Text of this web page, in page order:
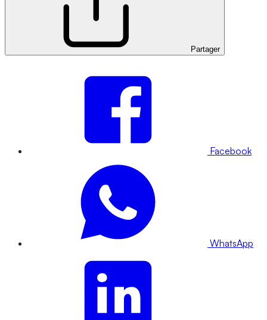
Partager
Facebook
WhatsApp